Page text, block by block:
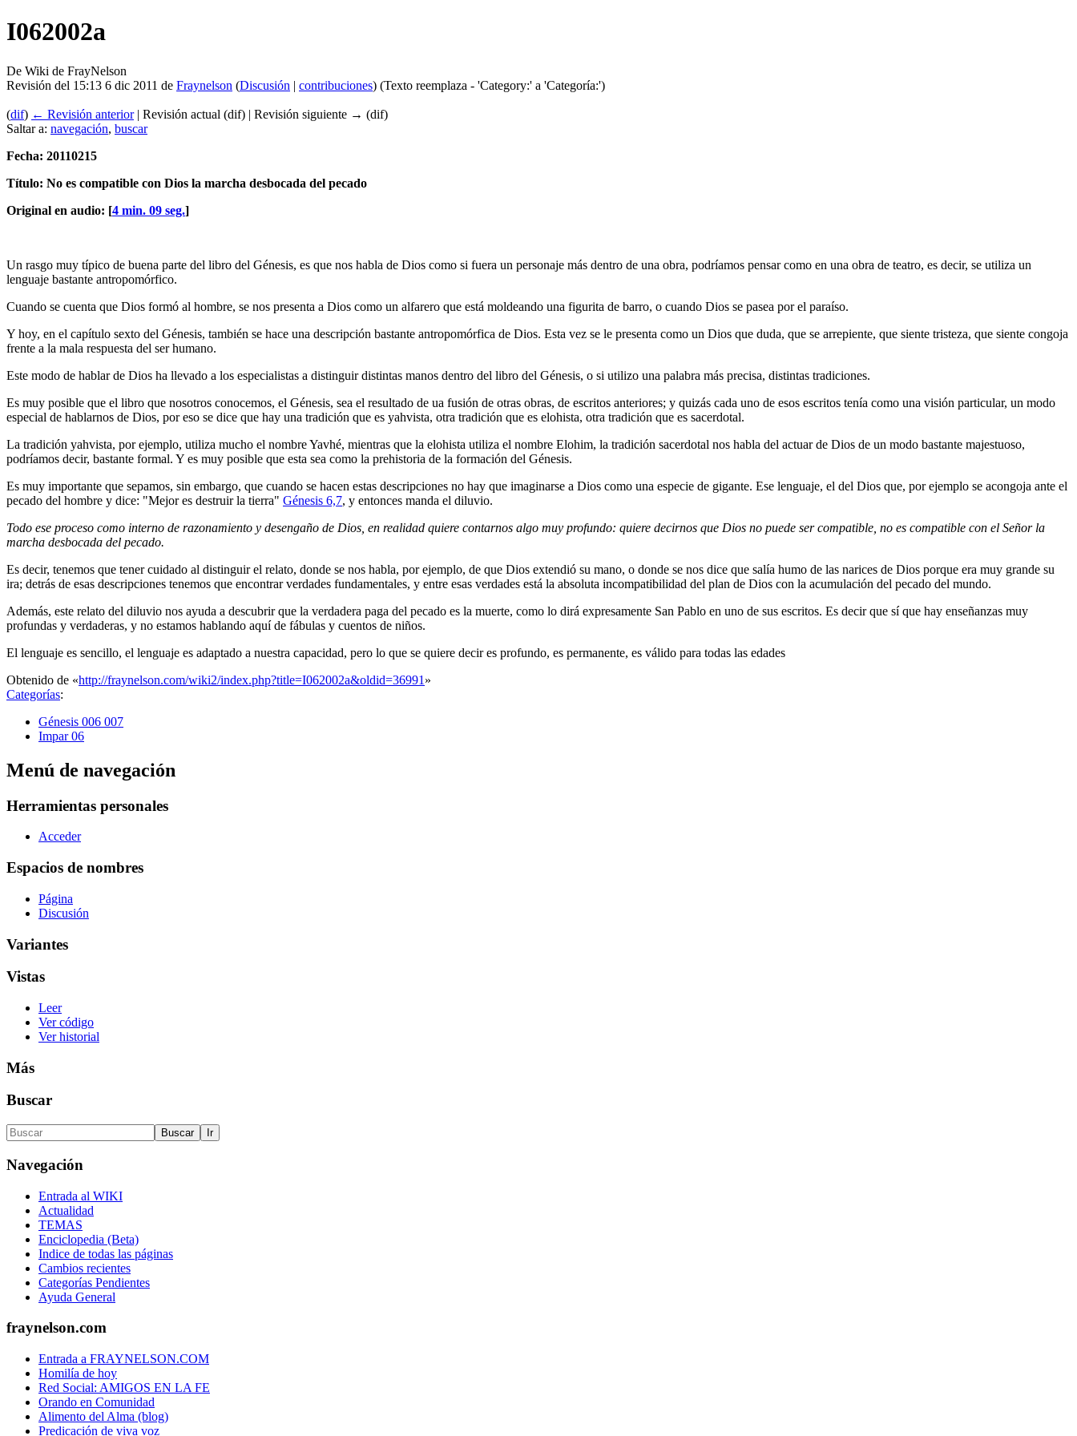
I062002a
De Wiki de FrayNelson
Revisión del 15:13 6 dic 2011 de Fraynelson (Discusión | contribuciones) (Texto reemplaza - 'Category:' a 'Categoría:')
(dif) ← Revisión anterior| Revisión actual (dif) | Revisión siguiente → (dif)
Saltar a: navegación, buscar
Fecha: 20110215
Título: No es compatible con Dios la marcha desbocada del pecado
Original en audio: [4 min. 09 seg.]
Un rasgo muy típico de buena parte del libro del Génesis, es que nos habla de Dios como si fuera un personaje más dentro de una obra, podríamos pensar como en una obra de teatro, es decir, se utiliza un
lenguaje bastante antropomórfico.
Cuando se cuenta que Dios formó al hombre, se nos presenta a Dios como un alfarero que está moldeando una figurita de barro, o cuando Dios se pasea por el paraíso.
Y hoy, en el capítulo sexto del Génesis, también se hace una descripción bastante antropomórfica de Dios. Esta vez se le presenta como un Dios que duda, que se arrepiente, que siente tristeza, que siente congoja
frente a la mala respuesta del ser humano.
Este modo de hablar de Dios ha llevado a los especialistas a distinguir distintas manos dentro del libro del Génesis, o si utilizo una palabra más precisa, distintas tradiciones.
Es muy posible que el libro que nosotros conocemos, el Génesis, sea el resultado de ua fusión de otras obras, de escritos anteriores; y quizás cada uno de esos escritos tenía como una visión particular, un modo
especial de hablarnos de Dios, por eso se dice que hay una tradición que es yahvista, otra tradición que es elohista, otra tradición que es sacerdotal.
La tradición yahvista, por ejemplo, utiliza mucho el nombre Yavhé, mientras que la elohista utiliza el nombre Elohim, la tradición sacerdotal nos habla del actuar de Dios de un modo bastante majestuoso,
podríamos decir, bastante formal. Y es muy posible que esta sea como la prehistoria de la formación del Génesis.
Es muy importante que sepamos, sin embargo, que cuando se hacen estas descripciones no hay que imaginarse a Dios como una especie de gigante. Ese lenguaje, el del Dios que, por ejemplo se acongoja ante el
pecado del hombre y dice: "Mejor es destruir la tierra" Génesis 6,7, y entonces manda el diluvio.
Todo ese proceso como interno de razonamiento y desengaño de Dios, en realidad quiere contarnos algo muy profundo: quiere decirnos que Dios no puede ser compatible, no es compatible con el Señor la
marcha desbocada del pecado.
Es decir, tenemos que tener cuidado al distinguir el relato, donde se nos habla, por ejemplo, de que Dios extendió su mano, o donde se nos dice que salía humo de las narices de Dios porque era muy grande su
ira; detrás de esas descripciones tenemos que encontrar verdades fundamentales, y entre esas verdades está la absoluta incompatibilidad del plan de Dios con la acumulación del pecado del mundo.
Además, este relato del diluvio nos ayuda a descubrir que la verdadera paga del pecado es la muerte, como lo dirá expresamente San Pablo en uno de sus escritos. Es decir que sí que hay enseñanzas muy
profundas y verdaderas, y no estamos hablando aquí de fábulas y cuentos de niños.
El lenguaje es sencillo, el lenguaje es adaptado a nuestra capacidad, pero lo que se quiere decir es profundo, es permanente, es válido para todas las edades
Obtenido de «http://fraynelson.com/wiki2/index.php?title=I062002a&oldid=36991 »
Categorías:
Génesis 006 007
Impar 06
Menú de navegación
Herramientas personales
Acceder
Espacios de nombres
Página
Discusión
Variantes
Vistas
Leer
Ver código
Ver historial
Más
Buscar
Navegación
Entrada al WIKI
Actualidad
TEMAS
Enciclopedia (Beta)
Indice de todas las páginas
Cambios recientes
Categorías Pendientes
Ayuda General
fraynelson.com
Entrada a FRAYNELSON.COM
Homilía de hoy
Red Social: AMIGOS EN LA FE
Orando en Comunidad
Alimento del Alma (blog)
Predicación de viva voz